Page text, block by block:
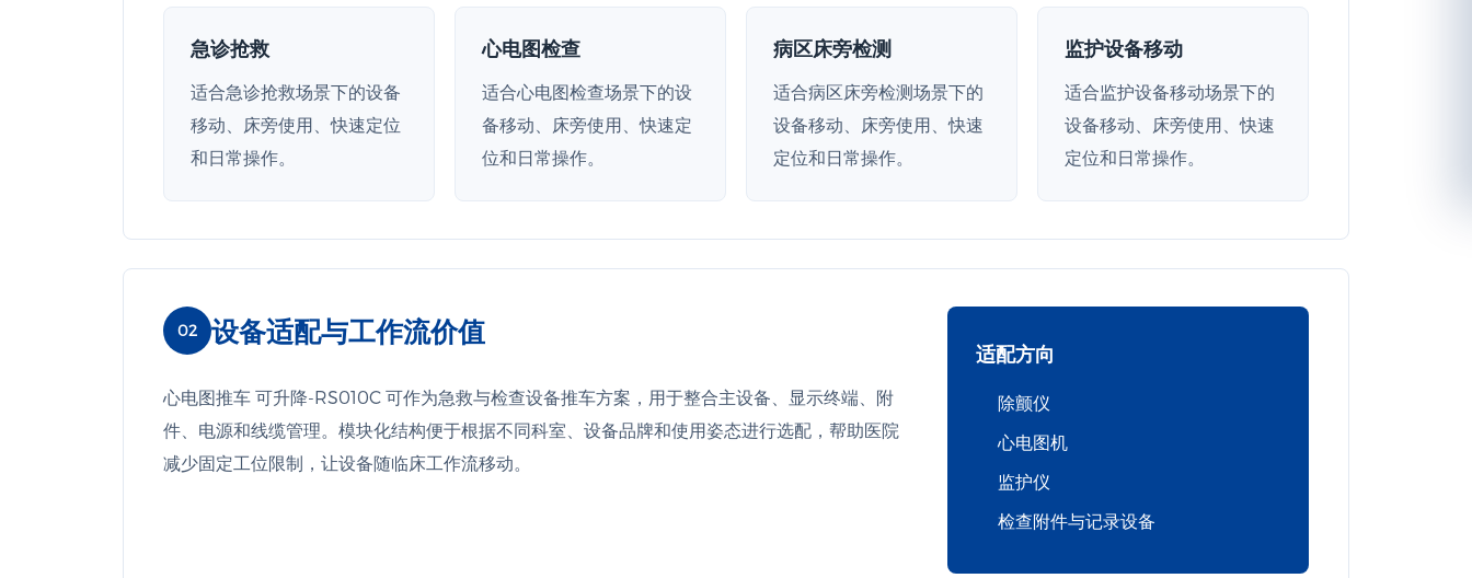
急诊抢救
适合急诊抢救场景下的设备
移动、床旁使用、快速定位
和日常操作。
心电图检查
适合心电图检查场景下的设
备移动、床旁使用、快速定
位和日常操作。
病区床旁检测
适合病区床旁检测场景下的
设备移动、床旁使用、快速
定位和日常操作。
监护设备移动
适合监护设备移动场景下的
设备移动、床旁使用、快速
定位和日常操作。
02 设备适配与工作流价值
心电图推车 可升降-RS010C 可作为急救与检查设备推车方案，用于整合主设备、显示终端、附
件、电源和线缆管理。模块化结构便于根据不同科室、设备品牌和使用姿态进行选配，帮助医院
减少固定工位限制，让设备随临床工作流移动。
适配方向
除颤仪
心电图机
监护仪
检查附件与记录设备